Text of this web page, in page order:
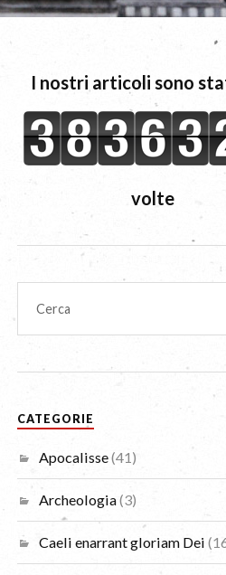
I nostri articoli sono
volte
CATEGORIE
Apocalisse(41)
Archeologia(3)
Caeli enarrant gloriam Dei